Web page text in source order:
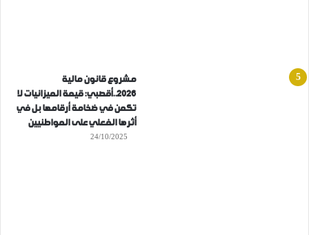
مشروع قانون مالية
2026..أقصبي: قيمة الميزانيات لا
تكمن في ضخامة أرقامها بل في
أثرها الفعلي على المواطنيين
24/10/2025